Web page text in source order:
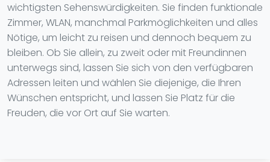
wichtigsten Sehenswürdigkeiten. Sie finden funktionale
Zimmer, WLAN, manchmal Parkmöglichkeiten und alles
Nötige, um leicht zu reisen und dennoch bequem zu
bleiben. Ob Sie allein, zu zweit oder mit Freundinnen
unterwegs sind, lassen Sie sich von den verfügbaren
Adressen leiten und wählen Sie diejenige, die Ihren
Wünschen entspricht, und lassen Sie Platz für die
Freuden, die vor Ort auf Sie warten.